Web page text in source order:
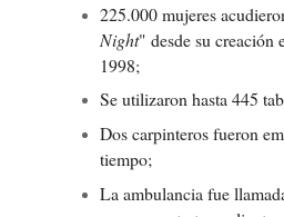
225.000 mujeres
Night" desde su creación
1998;
Se utilizaron hasta 445
Dos carpinteros fueron
tiempo;
La ambulancia fue